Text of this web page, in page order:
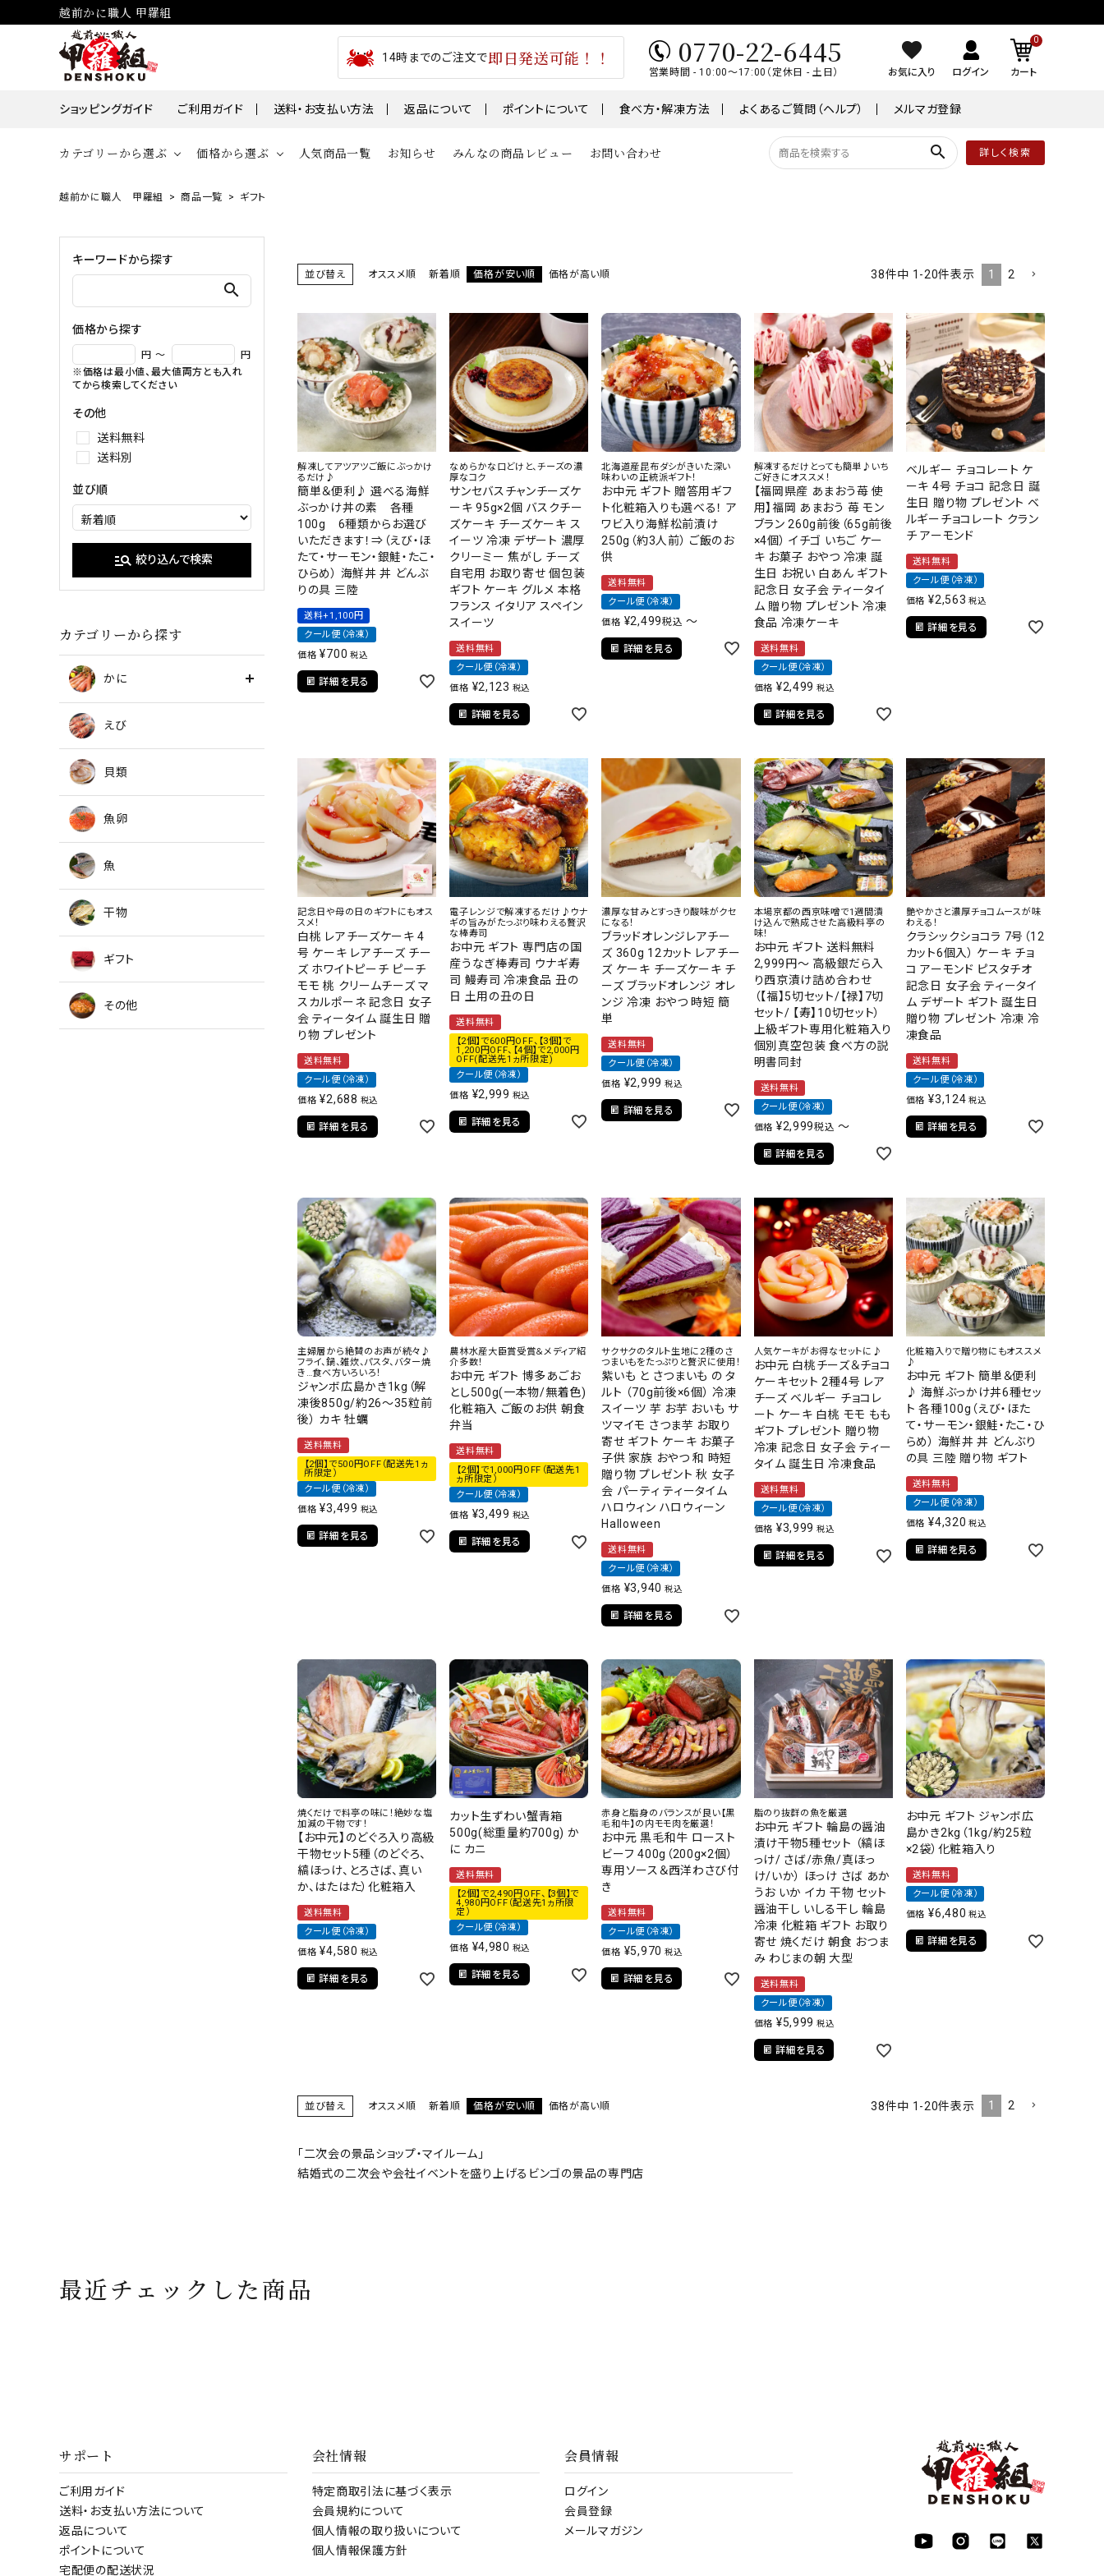
越前かに職人 甲羅組
14時までのご注文で即日発送可能！！ 0770-22-6445
営業時間 - 10:00～17:00（定休日 - 土日） お気に入り ログイン
0
カート
ショッピングガイド ご利用ガイド 送料・お支払い方法 返品について ポイントについて 食べ方・解凍方法 よくあるご質問（ヘルプ） メルマガ登録
カテゴリーから選ぶ
ズワイガニ
毛ガニ
えび
牡蠣・カキ
魚卵
イクラ
たらこ・明太子
鮭・サーモン
骨取り切身シリーズ おせち 業務用
その他
価格から選ぶ
￥10,001～￥30,000 ￥30,001～
人気商品一覧 お知らせ みんなの商品レビュー お問い合わせ search 詳しく検索
越前かに職人 甲羅組 商品一覧 ギフト
キーワードから探す
search
価格から探す
円 ～
円
※価格は最小値、最大値両方とも入れ
てから検索してください
その他
送料無料
送料別
並び順
manage_search 絞り込んで検索
カテゴリーから探す
かに
えび
貝類
魚卵
魚
干物
ギフト
その他
並び替え オススメ順 新着順 価格が安い順 価格が高い順 38件中 1 -20件表示 1 2
解凍してアツアツご飯にぶっかけ
るだけ♪
簡単＆便利♪ 選べる海鮮
ぶっかけ丼の素 各種
100g 6種類からお選び
いただきます！⇒（えび・ほ
たて・サーモン・銀鮭・たこ・
ひらめ） 海鮮丼 丼 どんぶ
りの具 三陸
送料+1,100円
クール便（冷凍）
価格 ¥700 税込
詳細を見る
なめらかな口どけと、チーズの濃
厚なコク
サンセバスチャンチーズケ
ーキ 95g×2個 バスクチー
ズケーキ チーズケーキ ス
イーツ 冷凍 デザート 濃厚
クリーミー 焦がし チーズ
自宅用 お取り寄せ 個包装
ギフト ケーキ グルメ 本格
フランス イタリア スペイン
スイーツ
送料無料
クール便（冷凍）
価格 ¥2,123 税込
詳細を見る
北海道産昆布ダシがきいた深い
味わいの正統派ギフト！
お中元 ギフト 贈答用ギフ
ト化粧箱入りも選べる！ ア
ワビ入り海鮮松前漬け
250g（約3人前） ご飯のお
供
送料無料
クール便（冷凍）
価格 ¥2,499税込 〜
詳細を見る
解凍するだけとっても簡単♪いち
ご好きにオススメ！
【福岡県産 あまおう苺 使
用】福岡 あまおう 苺 モン
ブラン 260g前後（65g前後
×4個） イチゴ いちご ケー
キ お菓子 おやつ 冷凍 誕
生日 お祝い 白あん ギフト
記念日 女子会 ティータイ
ム 贈り物 プレゼント 冷凍
食品 冷凍ケーキ
送料無料
クール便（冷凍）
価格 ¥2,499 税込
詳細を見る
ベルギー チョコレート ケ
ーキ 4号 チョコ 記念日 誕
生日 贈り物 プレゼント ベ
ルギーチョコレート クラン
チ アーモンド
送料無料
クール便（冷凍）
価格 ¥2,563 税込
詳細を見る
記念日や母の日のギフトにもオス
スメ！
白桃 レアチーズケーキ 4
号 ケーキ レアチーズ チー
ズ ホワイトピーチ ピーチ
モモ 桃 クリームチーズ マ
スカルポーネ 記念日 女子
会 ティータイム 誕生日 贈
り物 プレゼント
送料無料
クール便（冷凍）
価格 ¥2,688 税込
詳細を見る
電子レンジで解凍するだけ♪ウナ
ギの旨みがたっぷり味わえる贅沢
な棒寿司
お中元 ギフト 専門店の国
産うなぎ棒寿司 ウナギ寿
司 鰻寿司 冷凍食品 丑の
日 土用の丑の日
送料無料
【2個】で600円OFF、【3個】で
1,200円OFF、【4個】で2,000円
OFF(配送先1ヵ所限定)
クール便（冷凍）
価格 ¥2,999 税込
詳細を見る
濃厚な甘みとすっきり酸味がクセ
になる！
ブラッドオレンジレアチー
ズ 360g 12カット レアチー
ズ ケーキ チーズケーキ チ
ーズ ブラッドオレンジ オレ
ンジ 冷凍 おやつ 時短 簡
単
送料無料
クール便（冷凍）
価格 ¥2,999 税込
詳細を見る
本場京都の西京味噌で1週間漬
け込んで熟成させた高級料亭の
味！
お中元 ギフト 送料無料
2,999円～ 高級銀だら入
り西京漬け詰め合わせ
（【福】5切セット/【禄】7切
セット/ 【寿】10切セット）
上級ギフト専用化粧箱入り
個別真空包装 食べ方の説
明書同封
送料無料
クール便（冷凍）
価格 ¥2,999税込 〜
詳細を見る
艶やかさと濃厚チョコムースが味
わえる！
クラシックショコラ 7号（12
カット6個入） ケーキ チョ
コ アーモンド ピスタチオ
記念日 女子会 ティータイ
ム デザート ギフト 誕生日
贈り物 プレゼント 冷凍 冷
凍食品
送料無料
クール便（冷凍）
価格 ¥3,124 税込
詳細を見る
主婦層から絶賛のお声が続々♪
フライ、鍋、雑炊、パスタ、バター焼
き…食べ方いろいろ！
ジャンボ広島かき1kg（解
凍後850g/約26～35粒前
後） カキ 牡蠣
送料無料
【2個】で500円OFF（配送先1ヵ
所限定）
クール便（冷凍）
価格 ¥3,499 税込
詳細を見る
農林水産大臣賞受賞＆メディア紹
介多数！
お中元 ギフト 博多あごお
とし500g(一本物/無着色)
化粧箱入 ご飯のお供 朝食
弁当
送料無料
【2個】で1,000円OFF（配送先1
ヵ所限定）
クール便（冷凍）
価格 ¥3,499 税込
詳細を見る
サクサクのタルト生地に2種のさ
つまいもをたっぷりと贅沢に使用！
紫いも と さつまいも の タ
ルト （70g前後×6個） 冷凍
スイーツ 芋 お芋 おいも サ
ツマイモ さつま芋 お取り
寄せ ギフト ケーキ お菓子
子供 家族 おやつ 和 時短
贈り物 プレゼント 秋 女子
会 パーティ ティータイム
ハロウィン ハロウィーン
Halloween
送料無料
クール便（冷凍）
価格 ¥3,940 税込
詳細を見る
人気ケーキがお得なセットに♪
お中元 白桃チーズ＆チョコ
ケーキセット 2種4号 レア
チーズ ベルギー チョコレ
ート ケーキ 白桃 モモ もも
ギフト プレゼント 贈り物
冷凍 記念日 女子会 ティー
タイム 誕生日 冷凍食品
送料無料
クール便（冷凍）
価格 ¥3,999 税込
詳細を見る
化粧箱入りで贈り物にもオススメ
♪
お中元 ギフト 簡単＆便利
♪ 海鮮ぶっかけ丼6種セッ
ト 各種100g（えび・ほた
て・サーモン・銀鮭・たこ・ひ
らめ） 海鮮丼 丼 どんぶり
の具 三陸 贈り物 ギフト
送料無料
クール便（冷凍）
価格 ¥4,320 税込
詳細を見る
焼くだけで料亭の味に！絶妙な塩
加減の干物です！
【お中元】のどぐろ入り高級
干物セット5種（のどぐろ、
縞ほっけ、とろさば、真い
か、はたはた）化粧箱入
送料無料
クール便（冷凍）
価格 ¥4,580 税込
詳細を見る
カット生ずわい蟹青箱
500g(総重量約700g) か
に カニ
送料無料
【2個】で2,490円OFF、【3個】で
4,980円OFF（配送先1ヵ所限
定）
クール便（冷凍）
価格 ¥4,980 税込
詳細を見る
赤身と脂身のバランスが良い【黒
毛和牛】の内モモ肉を厳選！
お中元 黒毛和牛 ロースト
ビーフ 400g（200g×2個）
専用ソース＆西洋わさび付
き
送料無料
クール便（冷凍）
価格 ¥5,970 税込
詳細を見る
脂のり抜群の魚を厳選
お中元 ギフト 輪島の醤油
漬け干物5種セット （縞ほ
っけ/ さば/赤魚/真ほっ
け/いか） ほっけ さば あか
うお いか イカ 干物 セット
醤油干し いしる干し 輪島
冷凍 化粧箱 ギフト お取り
寄せ 焼くだけ 朝食 おつま
み わじまの朝 大型
送料無料
クール便（冷凍）
価格 ¥5,999 税込
詳細を見る
お中元 ギフト ジャンボ広
島かき2kg（1kg/約25粒
×2袋）化粧箱入り
送料無料
クール便（冷凍）
価格 ¥6,480 税込
詳細を見る
並び替え オススメ順 新着順 価格が安い順 価格が高い順 38件中 1 -20件表示 1 2
「 二次会の景品ショップ・マイルーム 」
結婚式の二次会や会社イベントを盛り上げるビンゴの景品の専門店
最近チェックした商品
サポート
ご利用ガイド
送料・お支払い方法について
返品について
ポイントについて
宅配便の配送状況
会社情報
特定商取引法に基づく表示
会員規約について
個人情報の取り扱いについて
個人情報保護方針
会員情報
ログイン
会員登録
メールマガジン